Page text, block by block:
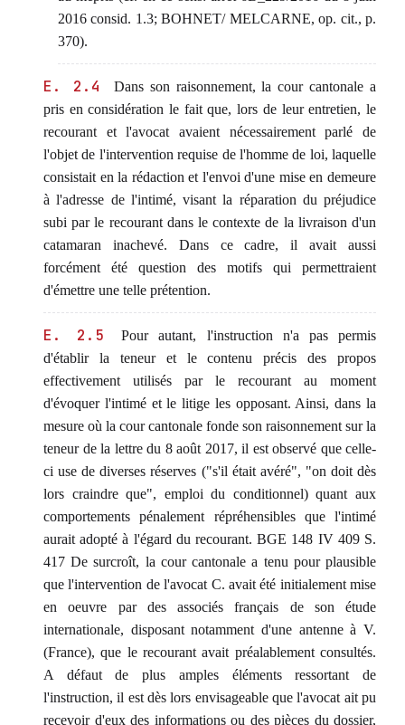
2016 consid. 1.3; BOHNET/ MELCARNE, op. cit., p.
370).
E. 2.4
Dans son raisonnement, la cour cantonale a
pris en considération le fait que, lors de leur entretien, le
recourant et l'avocat avaient nécessairement parlé de
l'objet de l'intervention requise de l'homme de loi, laquelle
consistait en la rédaction et l'envoi d'une mise en demeure
à l'adresse de l'intimé, visant la réparation du préjudice
subi par le recourant dans le contexte de la livraison d'un
catamaran inachevé. Dans ce cadre, il avait aussi
forcément été question des motifs qui permettraient
d'émettre une telle prétention.
E. 2.5
Pour autant, l'instruction n'a pas permis
d'établir la teneur et le contenu précis des propos
effectivement utilisés par le recourant au moment
d'évoquer l'intimé et le litige les opposant. Ainsi, dans la
mesure où la cour cantonale fonde son raisonnement sur la
teneur de la lettre du 8 août 2017, il est observé que celle-
ci use de diverses réserves ("s'il était avéré", "on doit dès
lors craindre que", emploi du conditionnel) quant aux
comportements pénalement répréhensibles que l'intimé
aurait adopté à l'égard du recourant. BGE 148 IV 409 S.
417 De surcroît, la cour cantonale a tenu pour plausible
que l'intervention de l'avocat C. avait été initialement mise
en oeuvre par des associés français de son étude
internationale, disposant notamment d'une antenne à V.
(France), que le recourant avait préalablement consultés.
A défaut de plus amples éléments ressortant de
l'instruction, il est dès lors envisageable que l'avocat ait pu
recevoir d'eux des informations ou des pièces du dossier,